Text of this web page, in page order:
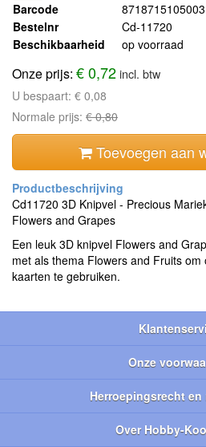
Barcode
8718715105003
Bestelnr
Cd-11720
Beschikbaarheid
op voorraad
Onze prijs: € 0,72incl. btw
U bespaart: € 0,08
Normale prijs: € 0,80
Toevoegen aan
Cd11720 3D Knipvel - Precious
Flowers and Grapes
Een leuk 3D knipvel Flowers and
met als thema Flowers and Fruits
kaarten te gebruiken.
Onze
Herroepingsrecht en
Over Hobby-